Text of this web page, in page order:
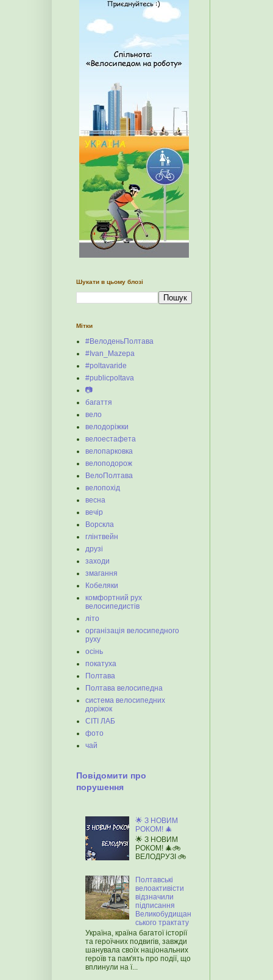
Шукати в цьому блозі
Мітки
#ВелоденьПолтава
#Ivan_Mazepa
#poltavaride
#publicpoltava
📷
багаття
вело
велодоріжки
велоестафета
велопарковка
велоподорож
ВелоПолтава
велопохід
весна
вечір
Ворскла
глінтвейн
друзі
заходи
змагання
Кобеляки
комфортний рух
велосипедистів
літо
організація велосипедного
руху
осінь
покатуха
Полтава
Полтава велосипедна
система велосипедних
доріжок
СІТІ ЛАБ
фото
чай
Повідомити про
порушення
🌟 З НОВИМ
РОКОМ! 🎄
🌟 З НОВИМ
РОКОМ! 🎄🚲
ВЕЛОДРУЗІ 🚲
Полтавські
велоактивісти
відзначили
підписання
Великобудищан
ського трактату
Україна, країна багатої історії
та героїчних подвигів, завжди
шанувала своїх національних
героїв та пам'ять про події, що
вплинули на ї...